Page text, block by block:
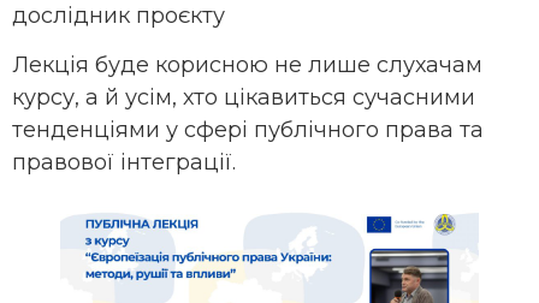
дослідник проєкту
Лекція буде корисною не лише слухачам
курсу, а й усім, хто цікавиться сучасними
тенденціями у сфері публічного права та
правової інтеграції.